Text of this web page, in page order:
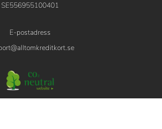
SE556955100401
E-postadress